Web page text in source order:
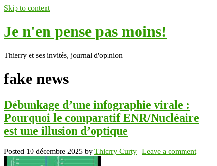
Skip to content
Je n'en pense pas moins!
Thierry et ses invités, journal d'opinion
fake news
Débunkage d’une infographie virale :
Pourquoi le comparatif ENR/Nucléaire
est une illusion d’optique
Posted 10 décembre 2025 by Thierry Curty | Leave a comment